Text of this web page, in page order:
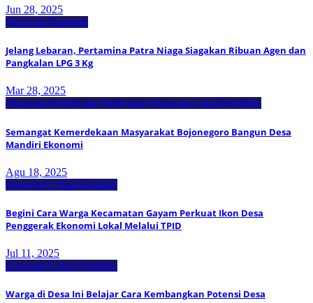
Jun 28, 2025
Ekonomi Nasional
Jelang Lebaran, Pertamina Patra Niaga Siagakan Ribuan Agen dan
Pangkalan LPG 3 Kg
Mar 28, 2025
Ekonomi Kreatif dan Pariwisata Ekonomi Lokal Headline
Semangat Kemerdekaan Masyarakat Bojonegoro Bangun Desa
Mandiri Ekonomi
Agu 18, 2025
Ekonomi Lokal Headline
Begini Cara Warga Kecamatan Gayam Perkuat Ikon Desa
Penggerak Ekonomi Lokal Melalui TPID
Jul 11, 2025
Ekonomi Lokal Headline
Warga di Desa Ini Belajar Cara Kembangkan Potensi Desa